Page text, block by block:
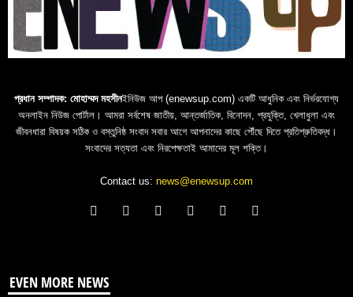
প্রধান সম্পাদক: মোহাম্মদ মহসীনইনিউজ আপ (enewsup.com) একটি আধুনিক এবং নির্ভরযোগ্য
অনলাইন নিউজ পোর্টাল। আমরা সর্বশেষ জাতীয়, আন্তর্জাতিক, বিনোদন, প্রযুক্তি, খেলাধুলা এবং
জীবনধারা বিষয়ক সঠিক ও বস্তুনিষ্ঠ সংবাদ সবার আগে আপনাদের কাছে পৌঁছে দিতে প্রতিশ্রুতিবদ্ধ।
সংবাদের সত্যতা এবং নিরপেক্ষতাই আমাদের মূল শক্তি।
Contact us: news@enewsup.com
EVEN MORE NEWS